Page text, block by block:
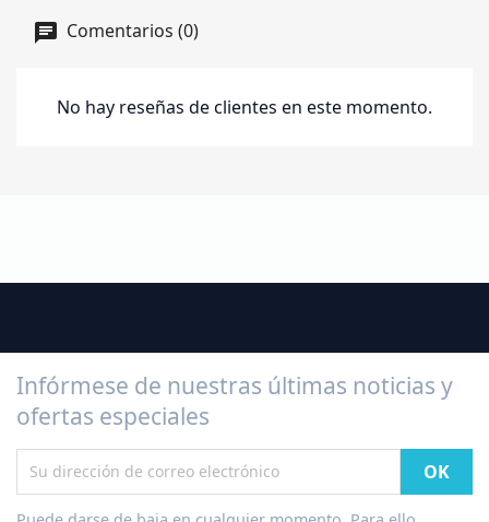
Comentarios (0)
No hay reseñas de clientes en este momento.
Infórmese de nuestras últimas noticias y
ofertas especiales